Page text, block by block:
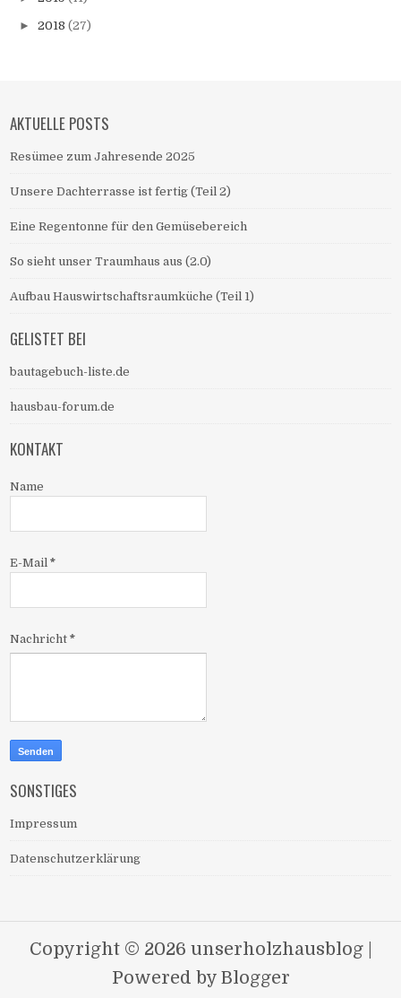
►2018(27)
AKTUELLE POSTS
Resümee zum Jahresende 2025
Unsere Dachterrasse ist fertig (Teil 2)
Eine Regentonne für den Gemüsebereich
So sieht unser Traumhaus aus (2.0)
Aufbau Hauswirtschaftsraumküche (Teil 1)
GELISTET BEI
bautagebuch-liste.de
hausbau-forum.de
KONTAKT
Name
E-Mail*
Nachricht*
SONSTIGES
Impressum
Datenschutzerklärung
Copyright © 2026 unserholzhausblog|
Powered by Blogger